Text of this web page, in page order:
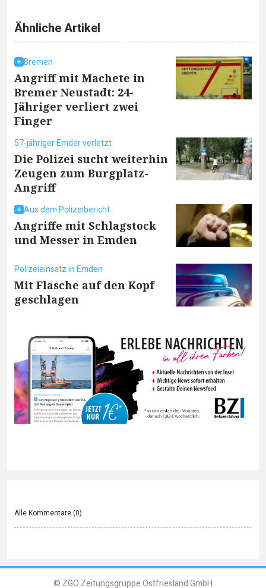
Ähnliche Artikel
Bremen
Angriff mit Machete in
Bremer Neustadt: 24-
Jähriger verliert zwei
Finger
57-jähriger Emder verletzt
Die Polizei sucht weiterhin
Zeugen zum Burgplatz-
Angriff
Aus dem Polizeibericht
Angriffe mit Schlagstock
und Messer in Emden
Polizeieinsatz in Emden
Mit Flasche auf den Kopf
geschlagen
Alle Kommentare (0)
© ZGO Zeitungsgruppe Ostfriesland GmbH